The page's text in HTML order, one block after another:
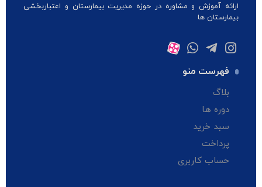
ارائه آموزش و مشاوره در حوزه مدیریت بیمارستان و اعتباربخشی
بیمارستان ها
فهرست منو
بلاگ
دوره ها
سبد خرید
پرداخت
حساب کاربری